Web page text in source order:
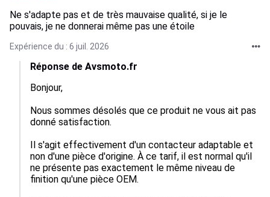
Ne s'adapte pas et de très mauvaise qualité, si je le
pouvais, je ne donnerai même pas une étoile
Expérience du : 6 juil. 2026
Réponse de Avsmoto.fr
Bonjour,
Nous sommes désolés que ce produit ne vous ait pas
donné satisfaction.
Il s'agit effectivement d'un contacteur adaptable et
non d'une pièce d'origine. À ce tarif, il est normal qu'il
ne présente pas exactement le même niveau de
finition qu'une pièce OEM.